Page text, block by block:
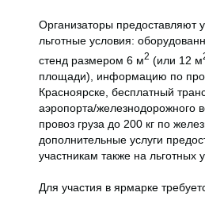
Организаторы предоставляют
льготные условия:
стенд размером 6 м2 (или 12 м
площади), информацию по
Красноярске, бесплатный
аэропорта/железнодорожного
провоз груза до 200 кг по
дополнительные услуги
участникам также на льготных
Для участия в ярмарке